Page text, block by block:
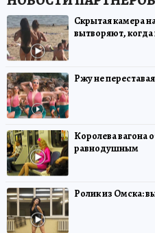
Скрытая камера
вытворяют, когда
Ржу не
Королева вагона
равнодушным
Ролик из Омска: